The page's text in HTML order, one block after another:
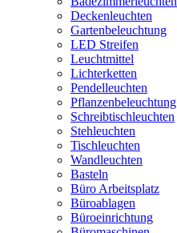
Deckenleuchten
Gartenbeleuchtung
LED Streifen
Leuchtmittel
Lichterketten
Pendelleuchten
Pflanzenbeleuchtung
Schreibtischleuchten
Stehleuchten
Tischleuchten
Wandleuchten
Basteln
Büro Arbeitsplatz
Büroablagen
Büroeinrichtung